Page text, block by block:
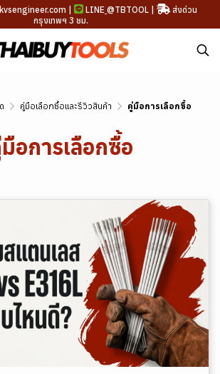
| LINE @TBTOOL |
ส่งด่วน
กรุงเทพฯ 3 ชม.
คู่มือเลือกซื้อและรีวิวสินค้า คู่มือการเลือกซื้อ
อการเลือกซื้อ